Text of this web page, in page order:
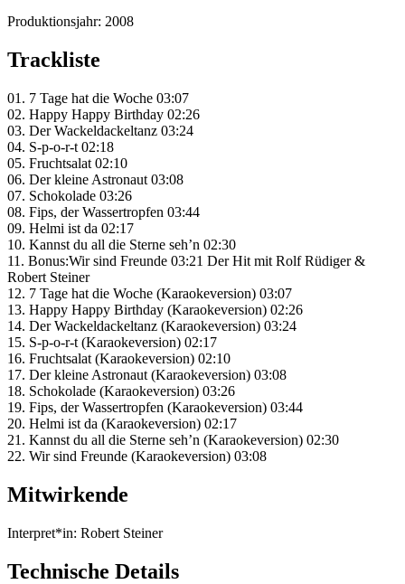
Produktionsjahr: 2008
Trackliste
01. 7 Tage hat die Woche 03:07
02. Happy Happy Birthday 02:26
03. Der Wackeldackeltanz 03:24
04. S-p-o-r-t 02:18
05. Fruchtsalat 02:10
06. Der kleine Astronaut 03:08
07. Schokolade 03:26
08. Fips, der Wassertropfen 03:44
09. Helmi ist da 02:17
10. Kannst du all die Sterne seh’n 02:30
11. Bonus:Wir sind Freunde 03:21 Der Hit mit Rolf Rüdiger &
Robert Steiner
12. 7 Tage hat die Woche (Karaokeversion) 03:07
13. Happy Happy Birthday (Karaokeversion) 02:26
14. Der Wackeldackeltanz (Karaokeversion) 03:24
15. S-p-o-r-t (Karaokeversion) 02:17
16. Fruchtsalat (Karaokeversion) 02:10
17. Der kleine Astronaut (Karaokeversion) 03:08
18. Schokolade (Karaokeversion) 03:26
19. Fips, der Wassertropfen (Karaokeversion) 03:44
20. Helmi ist da (Karaokeversion) 02:17
21. Kannst du all die Sterne seh’n (Karaokeversion) 02:30
22. Wir sind Freunde (Karaokeversion) 03:08
Mitwirkende
Interpret*in: Robert Steiner
Technische Details